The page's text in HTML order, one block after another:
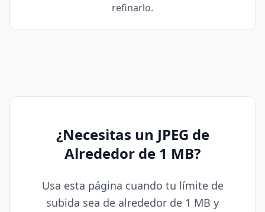
refinarlo.
¿Necesitas un JPEG de
Alrededor de 1 MB?
Usa esta página cuando tu límite de
subida sea de alrededor de 1 MB y